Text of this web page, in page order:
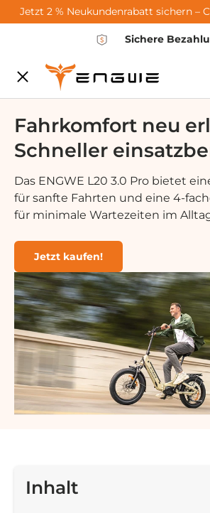
Hoppa till innehållet
Jetzt 2 % Neukundenrabatt sichern –
Sichere
Meny
City-Sale
E-Bikes
Zubehör
Community
Support
Fahrkomfort neu
Schneller
Das ENGWE L20 3.0 Pro bietet
für sanfte Fahrten und eine 4-
für minimale Wartezeiten im
Jetzt kaufen!
Inhalt